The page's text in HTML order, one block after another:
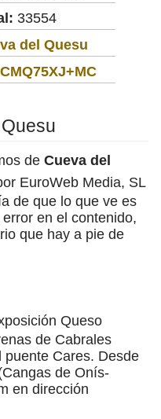
33554
del Quesu
de Cueva del
EuroWeb Media, SL
de que lo que ve es
en el contenido,
que hay a pie de
Queso
de Cabrales
puente Cares. Desde
de Onís-
en dirección